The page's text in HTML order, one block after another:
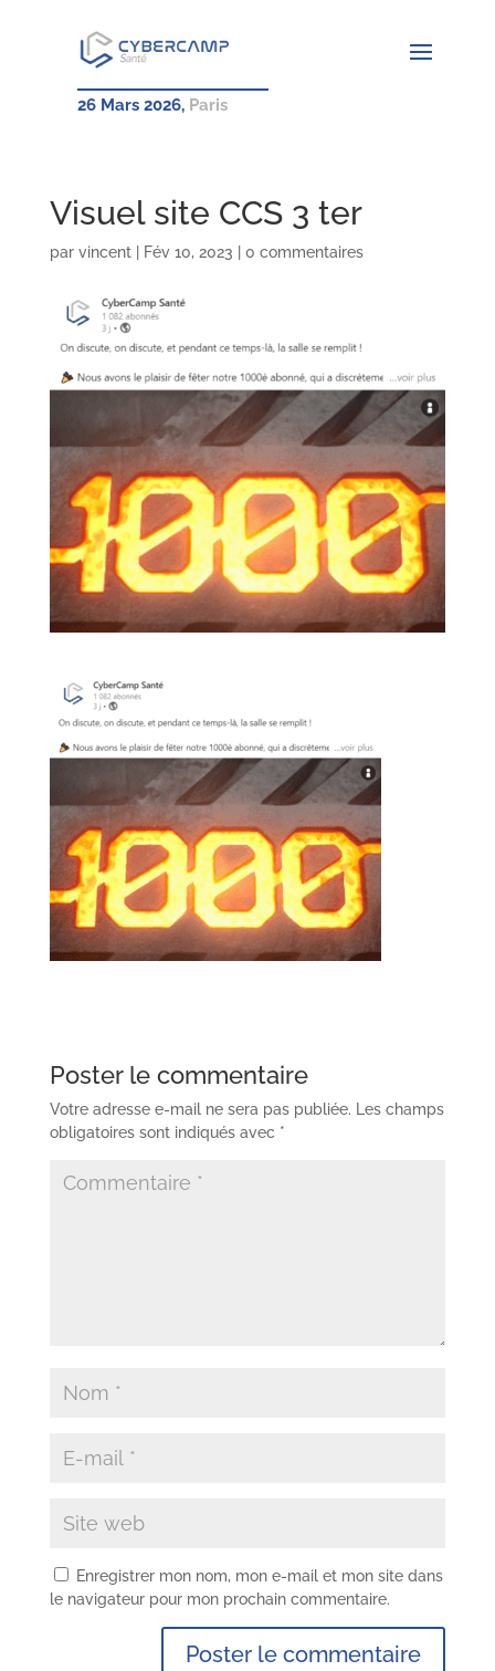
26 Mars 2026, Paris
Visuel site CCS 3 ter
par vincent| Fév 10, 2023 0 commentaires
Poster le commentaire
Votre adresse e-mail ne sera pas publiée.
Les champs
obligatoires sont indiqués avec *
Enregistrer mon nom, mon e-mail et mon site dans
le navigateur pour mon prochain commentaire.